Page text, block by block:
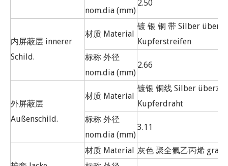
nom.dia (mm)
2.50
内屏蔽层 innerer
Schild.
材质 Material
镀 银 铜 带 Silber
Kupferstreifen
标称 外径
nom.dia (mm)
2.66
外屏蔽层
Außenschild.
材质 Material
镀银 铜线 Silber
Kupferdraht
标称 外径
nom.dia (mm)
3.11
材质 Material 灰色 聚全氟乙丙烯 grau